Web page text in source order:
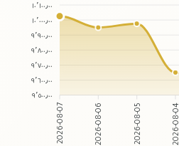
١٠٬١٠٠٫٠٠
١٠٬٠٠٠٫٠٠
٩٬٩٠٠٫٠٠
٩٬٨٠٠٫٠٠
٩٬٧٠٠٫٠٠
٩٬٦٠٠٫٠٠
٩٬٥٠٠٫٠٠
2026-08-07 2026-08-06 2026-08-05 2026-08-04